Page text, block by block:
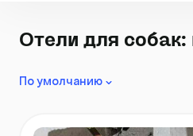
Отели для собак:
По умолчанию